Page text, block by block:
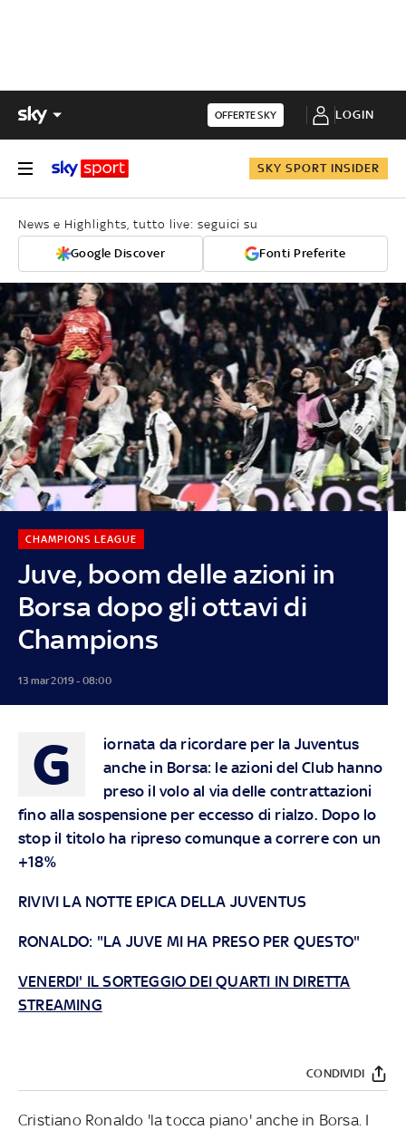
OFFERTE SKY LOGIN
SKY SPORT INSIDER
News e Highlights, tutto live: seguici su
Google Discover Fonti Preferite
Juve, boom delle azioni in
Borsa dopo gli ottavi di
Champions
CHAMPIONS LEAGUE
13 mar 2019 - 08:00
G
iornata da ricordare per la Juventus
anche in Borsa: le azioni del Club hanno
preso il volo al via delle contrattazioni
fino alla sospensione per eccesso di rialzo. Dopo lo
stop il titolo ha ripreso comunque a correre con un
+18%
RIVIVI LA NOTTE EPICA DELLA JUVENTUS
RONALDO: "LA JUVE MI HA PRESO PER QUESTO"
VENERDI' IL SORTEGGIO DEI QUARTI IN DIRETTA
STREAMING
CONDIVIDI
Cristiano Ronaldo 'la tocca piano' anche in Borsa. I